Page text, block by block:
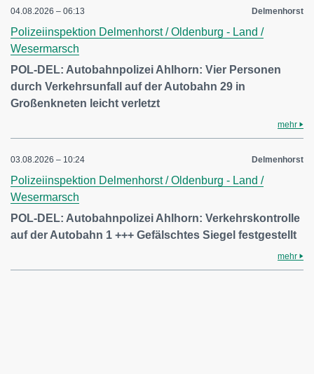
04.08.2026 – 06:13 Delmenhorst
Polizeiinspektion Delmenhorst / Oldenburg - Land /
Wesermarsch
POL-DEL: Autobahnpolizei Ahlhorn: Vier Personen
durch Verkehrsunfall auf der Autobahn 29 in
Großenkneten leicht verletzt
mehr
03.08.2026 – 10:24 Delmenhorst
Polizeiinspektion Delmenhorst / Oldenburg - Land /
Wesermarsch
POL-DEL: Autobahnpolizei Ahlhorn: Verkehrskontrolle
auf der Autobahn 1 +++ Gefälschtes Siegel festgestellt
mehr